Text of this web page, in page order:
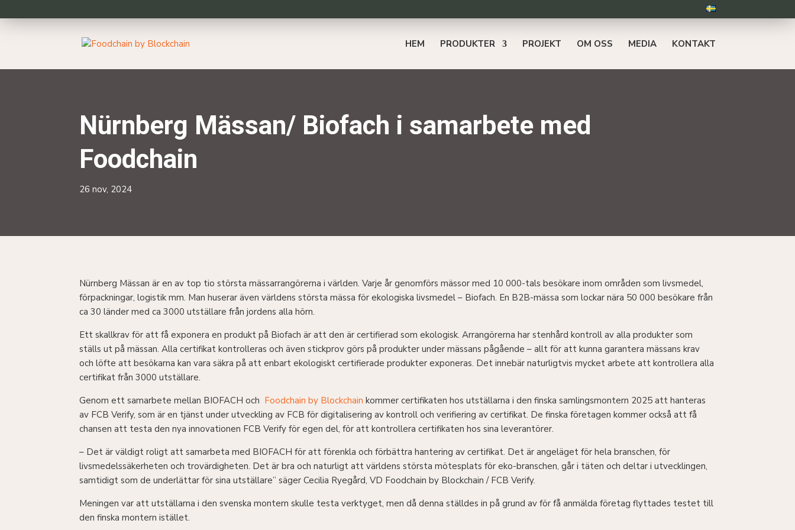
HEM PRODUKTER PROJEKT OM OSS MEDIA KONTAKT
Nürnberg Mässan/ Biofach i samarbete med
Foodchain
26 nov, 2024
Nürnberg Mässan är en av top tio största mässarrangörerna i världen. Varje år genomförs mässor med 10 000-tals besökare inom områden som livsmedel,
förpackningar, logistik mm. Man huserar även världens största mässa för ekologiska livsmedel – Biofach. En B2B-mässa som lockar nära 50 000 besökare från
ca 30 länder med ca 3000 utställare från jordens alla hörn.
Ett skallkrav för att få exponera en produkt på Biofach är att den är certifierad som ekologisk. Arrangörerna har stenhård kontroll av alla produkter som
ställs ut på mässan. Alla certifikat kontrolleras och även stickprov görs på produkter under mässans pågående – allt för att kunna garantera mässans krav
och löfte att besökarna kan vara säkra på att enbart ekologiskt certifierade produkter exponeras. Det innebär naturligtvis mycket arbete att kontrollera alla
certifikat från 3000 utställare.
Genom ett samarbete mellan BIOFACH och Foodchain by Blockchain kommer certifikaten hos utställarna i den finska samlingsmontern 2025 att hanteras
av FCB Verify, som är en tjänst under utveckling av FCB för digitalisering av kontroll och verifiering av certifikat. De finska företagen kommer också att få
chansen att testa den nya innovationen FCB Verify för egen del, för att kontrollera certifikaten hos sina leverantörer.
– Det är väldigt roligt att samarbeta med BIOFACH för att förenkla och förbättra hantering av certifikat. Det är angeläget för hela branschen, för
livsmedelssäkerheten och trovärdigheten. Det är bra och naturligt att världens största mötesplats för eko-branschen, går i täten och deltar i utvecklingen,
samtidigt som de underlättar för sina utställare” säger Cecilia Ryegård, VD Foodchain by Blockchain / FCB Verify.
Meningen var att utställarna i den svenska montern skulle testa verktyget, men då denna ställdes in på grund av för få anmälda företag flyttades testet till
den finska montern istället.